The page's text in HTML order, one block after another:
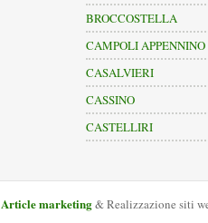
BROCCOSTELLA
CAMPOLI APPENNINO
CASALVIERI
CASSINO
CASTELLIRI
Article marketing& Realizzazione siti